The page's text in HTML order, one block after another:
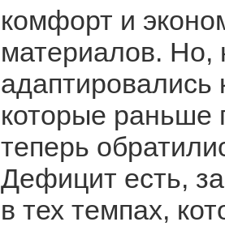
комфорт и
материалов. Но,
адаптировались
которые раньше
теперь
Дефицит есть,
в тех темпах,